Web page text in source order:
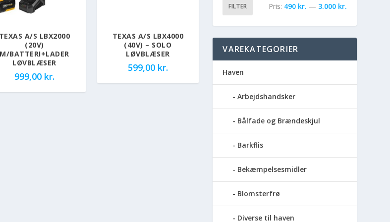
TEXAS A/S LBX2000
(20V)
M/BATTERI+LADER
LØVBLÆSER
999,00 kr.
TEXAS A/S LBX4000
(40V) – SOLO
LØVBLÆSER
599,00 kr.
FILTER Pris: 490 kr. — 3.000 kr.
VAREKATEGORIER
Haven
Arbejdshandsker
Bålfade og Brændeskjul
Barkflis
Bekæmpelsesmidler
Blomsterfrø
Diverse til haven